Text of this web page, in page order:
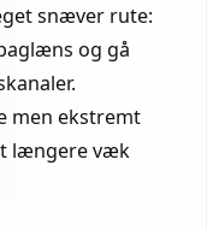
snæver rute:
og gå
men ekstremt
længere væk